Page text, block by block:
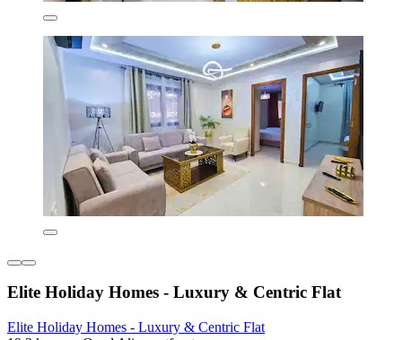
Elite Holiday Homes - Luxury & Centric Flat
Elite Holiday Homes - Luxury & Centric Flat